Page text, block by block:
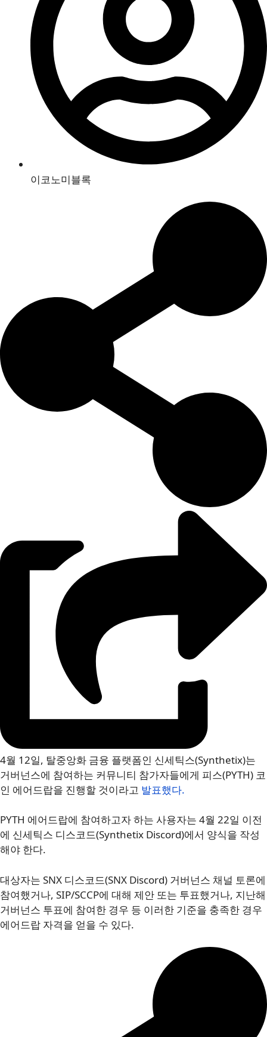
이코노미블록
4월 12일, 탈중앙화 금융 플랫폼인 신세틱스(Synthetix)는
거버넌스에 참여하는 커뮤니티 참가자들에게 피스(PYTH) 코
인 에어드랍을 진행할 것이라고 발표했다.
PYTH 에어드랍에 참여하고자 하는 사용자는 4월 22일 이전
에 신세틱스 디스코드(Synthetix Discord)에서 양식을 작성
해야 한다.
대상자는 SNX 디스코드(SNX Discord) 거버넌스 채널 토론에
참여했거나, SIP/SCCP에 대해 제안 또는 투표했거나, 지난해
거버넌스 투표에 참여한 경우 등 이러한 기준을 충족한 경우
에어드랍 자격을 얻을 수 있다.